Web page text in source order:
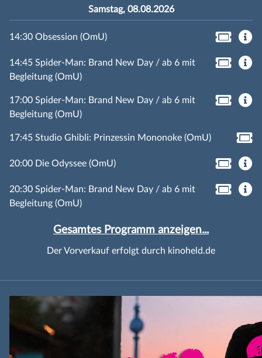
Samstag, 08.08.2026
14:30 Obsession (OmU)
14:45 Spider-Man: Brand New Day / ab 6 mit
Begleitung (OmU)
17:00 Spider-Man: Brand New Day / ab 6 mit
Begleitung (OmU)
17:45 Studio Ghibli: Prinzessin Mononoke (OmU)
20:00 Die Odyssee (OmU)
20:30 Spider-Man: Brand New Day / ab 6 mit
Begleitung (OmU)
Gesamtes Programm anzeigen...
Der Vorverkauf erfolgt durch kinoheld.de